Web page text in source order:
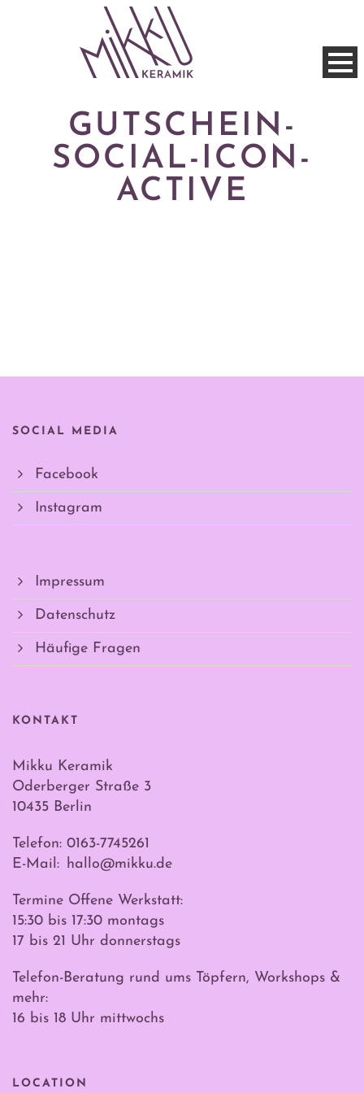
GUTSCHEIN-
SOCIAL-ICON-
ACTIVE
SOCIAL MEDIA
Facebook
Instagram
Impressum
Datenschutz
Häufige Fragen
KONTAKT
Mikku Keramik
Oderberger Straße 3
10435 Berlin
Telefon: 0163-7745261
E-Mail: hallo@mikku.de
Termine Offene Werkstatt:
15:30 bis 17:30 montags
17 bis 21 Uhr donnerstags
Telefon-Beratung rund ums Töpfern, Workshops &
mehr:
16 bis 18 Uhr mittwochs
LOCATION